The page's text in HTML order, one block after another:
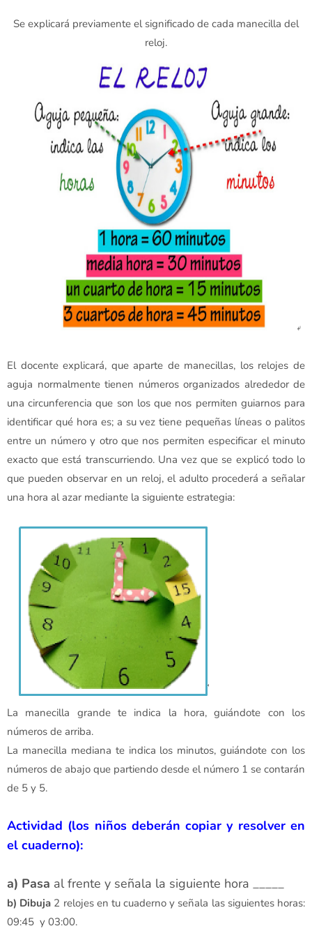
Se explicará previamente el significado de cada manecilla del
reloj.
El docente explicará, que aparte de manecillas, los relojes de
aguja normalmente tienen números organizados alrededor de
una circunferencia que son los que nos permiten guiarnos para
identificar qué hora es; a su vez tiene pequeñas líneas o palitos
entre un número y otro que nos permiten especificar el minuto
exacto que está transcurriendo. Una vez que se explicó todo lo
que pueden observar en un reloj, el adulto procederá a señalar
una hora al azar mediante la siguiente estrategia:
La manecilla grande te indica la hora, guiándote con los
números de arriba.
La manecilla mediana te indica los minutos, guiándote con los
números de abajo que partiendo desde el número 1 se contarán
de 5 y 5.
Actividad (los niños deberán copiar y resolver en
el cuaderno):
a) Pasa al frente y señala la siguiente hora _____
b) Dibuja 2 relojes en tu cuaderno y señala las siguientes horas:
09:45 y 03:00.